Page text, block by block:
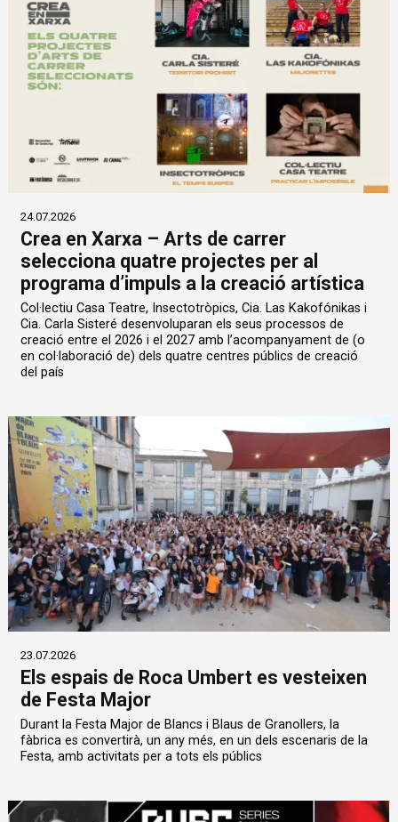
24.07.2026
Crea en Xarxa – Arts de carrer
selecciona quatre projectes per al
programa d’impuls a la creació artística
Col·lectiu Casa Teatre, Insectotròpics, Cia. Las Kakofónikas i
Cia. Carla Sisteré desenvoluparan els seus processos de
creació entre el 2026 i el 2027 amb l’acompanyament de (o
en col·laboració de) dels quatre centres públics de creació
del país
23.07.2026
Els espais de Roca Umbert es vesteixen
de Festa Major
Durant la Festa Major de Blancs i Blaus de Granollers, la
fàbrica es convertirà, un any més, en un dels escenaris de la
Festa, amb activitats per a tots els públics